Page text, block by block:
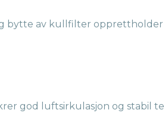
bytte av kullfilter
god luftsirkulasjon og stabil